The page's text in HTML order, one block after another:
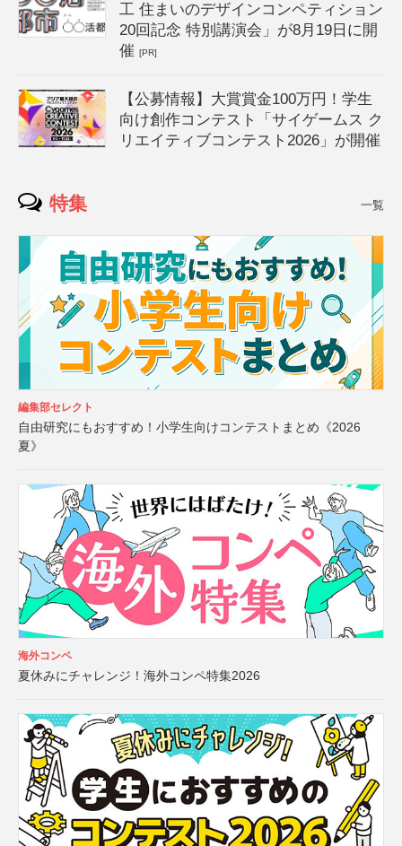
工 住まいのデザインコンペティション
20回記念 特別講演会」が8月19日に開
催[PR]
【公募情報】大賞賞金100万円！学生
向け創作コンテスト「サイゲームス ク
リエイティブコンテスト2026」が開催
特集 一覧
編集部セレクト
自由研究にもおすすめ！小学生向けコンテストまとめ《2026
夏》
海外コンペ
夏休みにチャレンジ！海外コンペ特集2026